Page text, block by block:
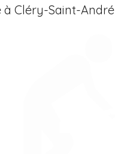
Cléry-Saint-André